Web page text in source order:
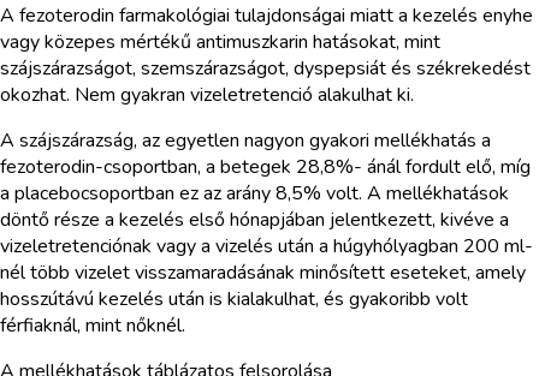
A fezoterodin farmakológiai tulajdonságai miatt a kezelés enyhe
vagy közepes mértékű antimuszkarin hatásokat, mint
szájszárazságot, szemszárazságot, dyspepsiát és székrekedést
okozhat. Nem gyakran vizeletretenció alakulhat ki.
A szájszárazság, az egyetlen nagyon gyakori mellékhatás a
fezoterodin-csoportban, a betegek 28,8%- ánál fordult elő, míg
a placebocsoportban ez az arány 8,5% volt. A mellékhatások
döntő része a kezelés első hónapjában jelentkezett, kivéve a
vizeletretenciónak vagy a vizelés után a húgyhólyagban 200 ml-
nél több vizelet visszamaradásának minősített eseteket, amely
hosszútávú kezelés után is kialakulhat, és gyakoribb volt
férfiaknál, mint nőknél.
A mellékhatások táblázatos felsorolása